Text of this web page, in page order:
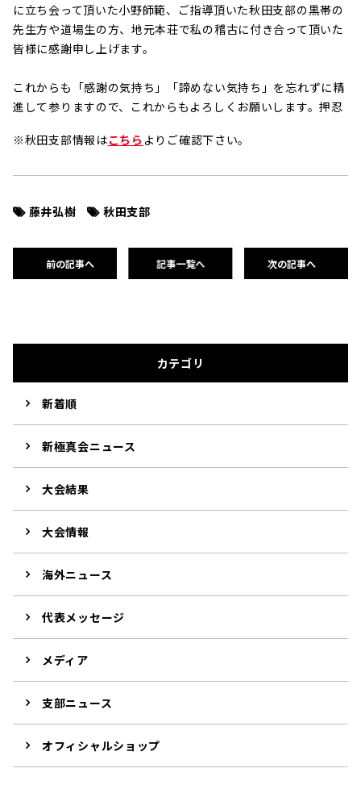
に立ち会って頂いた小野師範、ご指導頂いた秋田支部の黒帯の
先生方や道場生の方、地元本荘で私の稽古に付き合って頂いた
皆様に感謝申し上げます。
これからも「感謝の気持ち」「諦めない気持ち」を忘れずに精
進して参りますので、これからもよろしくお願いします。押忍
※秋田支部情報はこちら よりご確認下さい。
藤井弘樹 秋田支部
前の記事へ 記事一覧へ 次の記事へ
カテゴリ
新着順
新極真会ニュース
大会結果
大会情報
海外ニュース
代表メッセージ
メディア
支部ニュース
オフィシャルショップ